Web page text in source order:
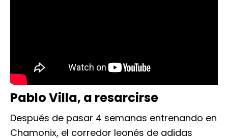
Pablo Villa, a resarcirse
Después de pasar 4 semanas entrenando en
Chamonix, el corredor leonés de adidas